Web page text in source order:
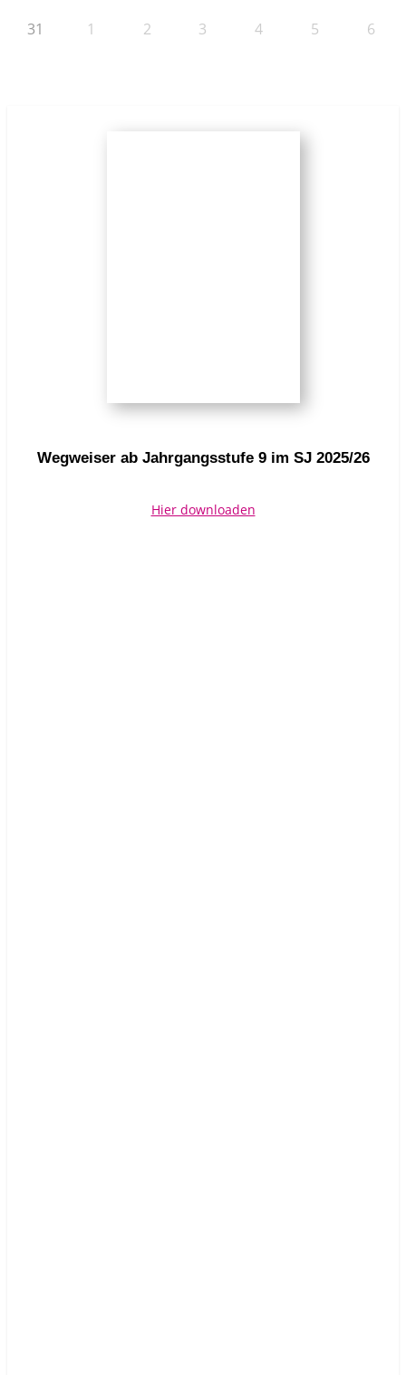
31 1 2 3 4 5 6
Wegweiser ab Jahrgangsstufe 9 im SJ 2025/26
Hier downloaden